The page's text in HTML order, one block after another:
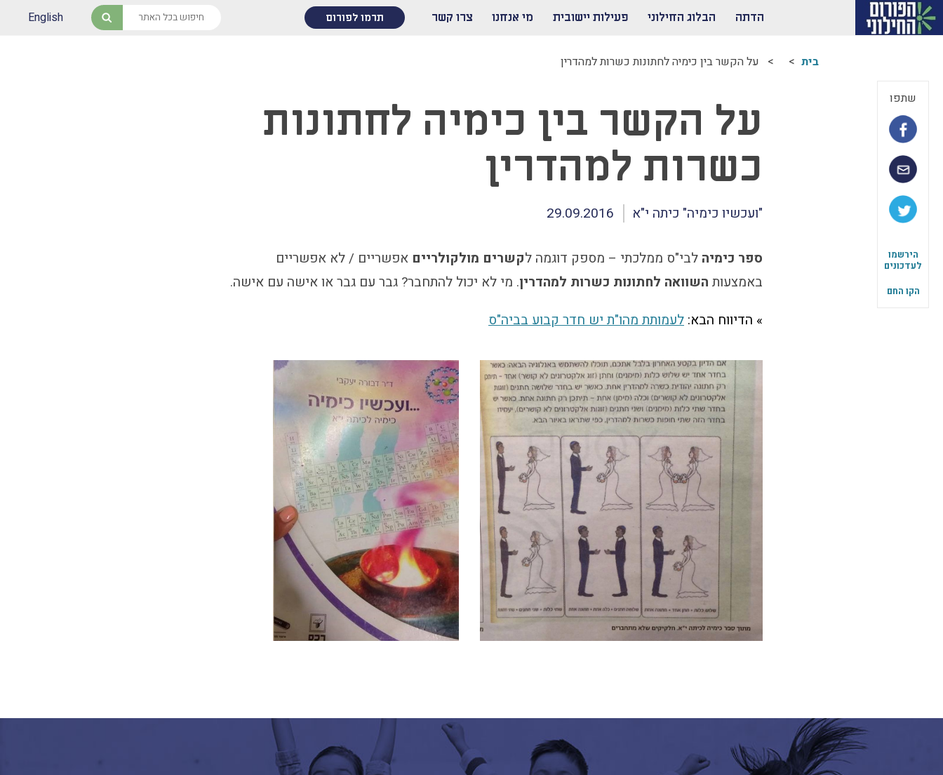
הדתה הבלוג החילוני פעילות יישובית מי אנחנו צרו קשר תרמו לפורום חיפוש English
שתפו
הירשמו
לעדכונים
הקו החם
בית על הקשר בין כימיה לחתונות כשרות למהדרין
על הקשר בין כימיה לחתונות
כשרות למהדרין
"ועכשיו כימיה" כיתה י"א 29.09.2016
ספר כימיה לבי"ס ממלכתי – מספק דוגמה לקשרים מולקולריים אפשריים / לא אפשריים
באמצעות השוואה לחתונות כשרות למהדרין. מי לא יכול להתחבר? גבר עם גבר או אישה עם אישה.
» הדיווח הבא: לעמותת מהו"ת יש חדר קבוע בביה"ס